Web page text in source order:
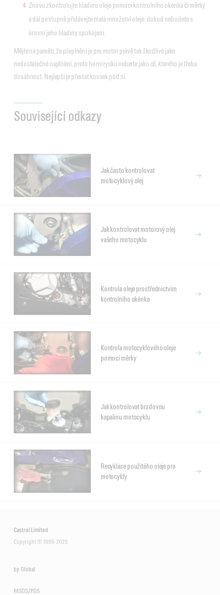
Znovu zkontrolujte hladinu oleje pomocí kontrolního okénka či měrky
a dál postupně přidávejte malá množství oleje, dokud nebudete s
úrovní jeho hladiny spokojeni.
Mějte na paměti, že přeplnění je pro motor právě tak škodlivé jako
nedostatečné naplnění, proto horní rysku neberte jako cíl, kterého je třeba
dosáhnout. Nejlepší je přestat kousek pod ní.
Související odkazy
Jak často kontrolovat
motocyklový olej
Jak kontrolovat motorový olej
vašeho motocyklu
Kontrola oleje prostřednictvím
kontrolního okénka
Kontrola motocyklového oleje
pomocí měrky
Jak kontrolovat brzdovou
kapalinu motocyklu
Recyklace použitého oleje pro
motocykly
Castrol Limited
Copyright © 1999-2026
bp Global
MSDS/PDS